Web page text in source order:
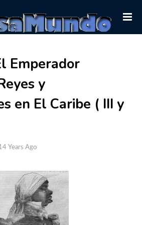
Emperador
y
en El Caribe ( III y
Years Ago